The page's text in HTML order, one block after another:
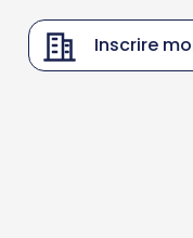
Inscrire